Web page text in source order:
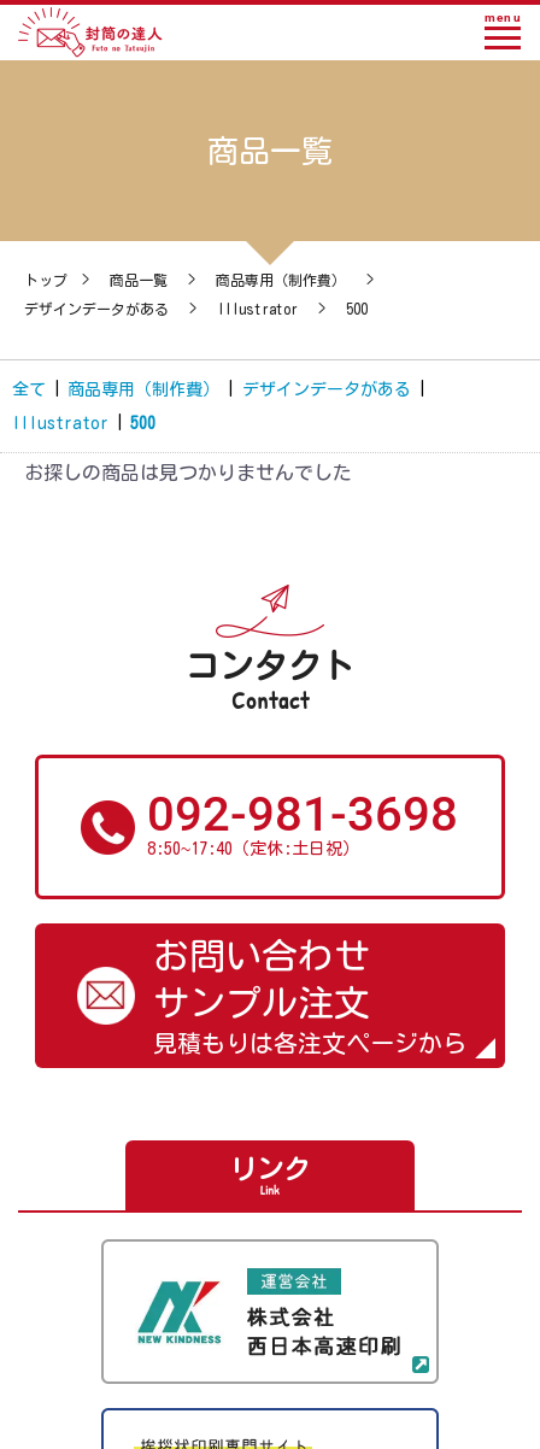
menu
商品一覧
トップ > 商品一覧 > 商品専用（制作費）
>
デザインデータがある
> Illustrator > 500
全て 商品専用（制作費） デザインデータがある
Illustrator
500
お探しの商品は見つかりませんでした
コンタクト
Contact
092-981-3698
8:50~17:40（定休:土日祝）
お問い合わせ
サンプル注文
見積もりは各注文ページから
リンク
Link